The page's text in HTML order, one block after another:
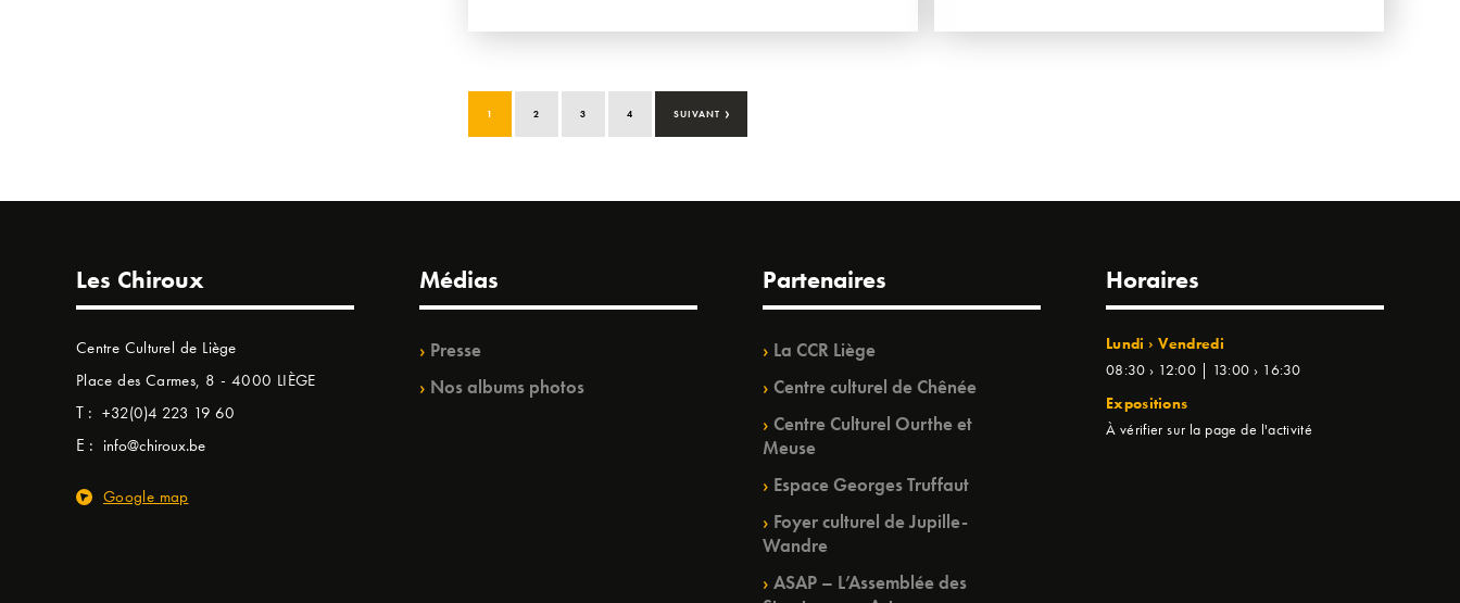
1 2 3 4 SUIVANT ›
Les Chiroux
Centre Culturel de Liège
Place des Carmes, 8 - 4000 LIÈGE
T : +32(0)4 223 19 60
E : info@chiroux.be
Google map
Médias
Presse
Nos albums photos
Partenaires
La CCR Liège
Centre culturel de Chênée
Centre Culturel Ourthe et
Meuse
Espace Georges Truffaut
Foyer culturel de Jupille-
Wandre
ASAP – L’Assemblée des
Horaires
Lundi › Vendredi
08:30 › 12:00 | 13:00 › 16:30
Expositions
À vérifier sur la page de l'activité